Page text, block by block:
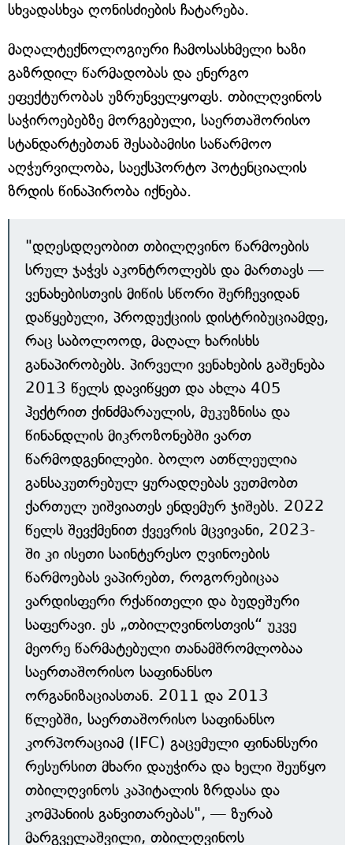
სხვადასხვა ღონისძიების ჩატარება.
მაღალტექნოლოგიური ჩამოსასხმელი ხაზი
გაზრდილ წარმადობას და ენერგო
ეფექტურობას უზრუნველყოფს. თბილღვინოს
საჭიროებებზე მორგებული, საერთაშორისო
სტანდარტებთან შესაბამისი საწარმოო
აღჭურვილობა, საექსპორტო პოტენციალის
ზრდის წინაპირობა იქნება.
"დღესდღეობით თბილღვინო წარმოების
სრულ ჯაჭვს აკონტროლებს და მართავს —
ვენახებისთვის მიწის სწორი შერჩევიდან
დაწყებული, პროდუქციის დისტრიბუციამდე,
რაც საბოლოოდ, მაღალ ხარისხს
განაპირობებს. პირველი ვენახების გაშენება
2013 წელს დავიწყეთ და ახლა 405
ჰექტრით ქინძმარაულის, მუკუზნისა და
წინანდლის მიკროზონებში ვართ
წარმოდგენილები. ბოლო ათწლეულია
განსაკუთრებულ ყურადღებას ვუთმობთ
ქართულ უიშვიათეს ენდემურ ჯიშებს. 2022
წელს შევქმენით ქვევრის მცვივანი, 2023-
ში კი ისეთი საინტერესო ღვინოების
წარმოებას ვაპირებთ, როგორებიცაა
ვარდისფერი რქაწითელი და ბუდეშური
საფერავი. ეს „თბილღვინოსთვის“ უკვე
მეორე წარმატებული თანამშრომლობაა
საერთაშორისო საფინანსო
ორგანიზაციასთან. 2011 და 2013
წლებში, საერთაშორისო საფინანსო
კორპორაციამ (IFC) გაცემული ფინანსური
რესურსით მხარი დაუჭირა და ხელი შეუწყო
თბილღვინოს კაპიტალის ზრდასა და
კომპანიის განვითარებას", — ზურაბ
მარგველაშვილი, თბილღვინოს